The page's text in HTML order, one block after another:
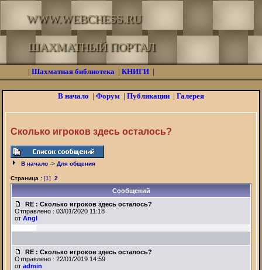
WWW.WEBCHESS.RU
ШАХМАТНЫЙ ПОРТАЛ
| Шахматная библиотека | КНИГИ |
В начало | Форум | Публикации | Галерея
Сколько игроков здесь осталось?
В начало -> Для общения
Страница : [1] 2
Сообщений
RE : Сколько игроков здесь осталось?
Отправлено : 03/01/2020 11:18
от Angl
RE : Сколько игроков здесь осталось?
Отправлено : 22/01/2019 14:59
от admin